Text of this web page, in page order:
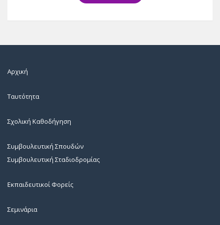
Αρχική
Ταυτότητα
Σχολική Καθοδήγηση
Συμβουλευτική Σπουδών
Συμβουλευτική Σταδιοδρομίας
Εκπαιδευτικοί Φορείς
Σεμινάρια